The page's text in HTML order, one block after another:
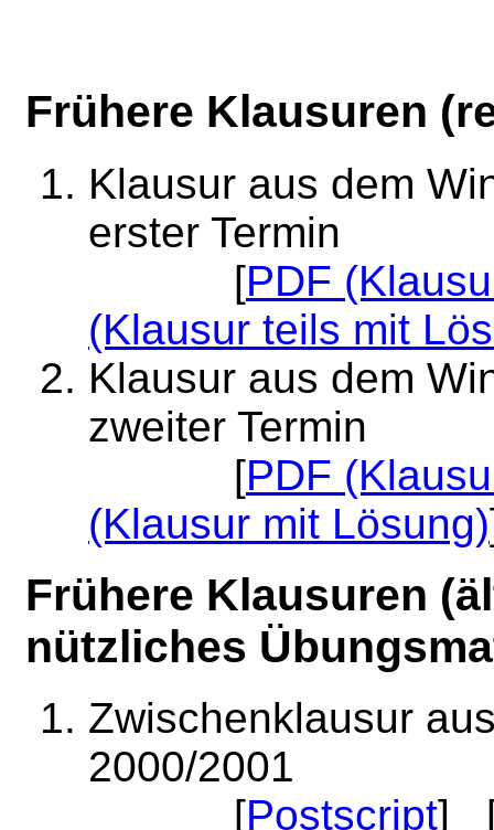
Frühere Klausuren
Klausur aus dem
erster Termin
[PDF
(Klausur teils mit
Klausur aus dem
zweiter Termin
[PDF
(Klausur mit Lösung)
Frühere Klausuren
nützliches
Zwischenklausur
2000/2001
[Postscript]